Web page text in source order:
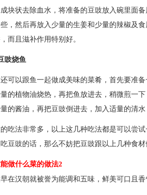
块状去除血水，将准备的豆豉放入碗里面
，然后再放入少量的生姜和少量的辣椒及
而且滋补作用特别好。
豉烧鱼
可以跟鱼一起做成美味的菜肴，首先要准
的植物油烧热，再把鱼放进去，稍微煎一
的酱油，再把豆豉倒进去，加入适量的清水
吃法非常多，以上这几种吃法都是可以尝
豆豉的话，那么不妨把豆豉跟以上几种食材
什么菜的做法2
在汉朝就被誉为能调和五味，鲜美可口且